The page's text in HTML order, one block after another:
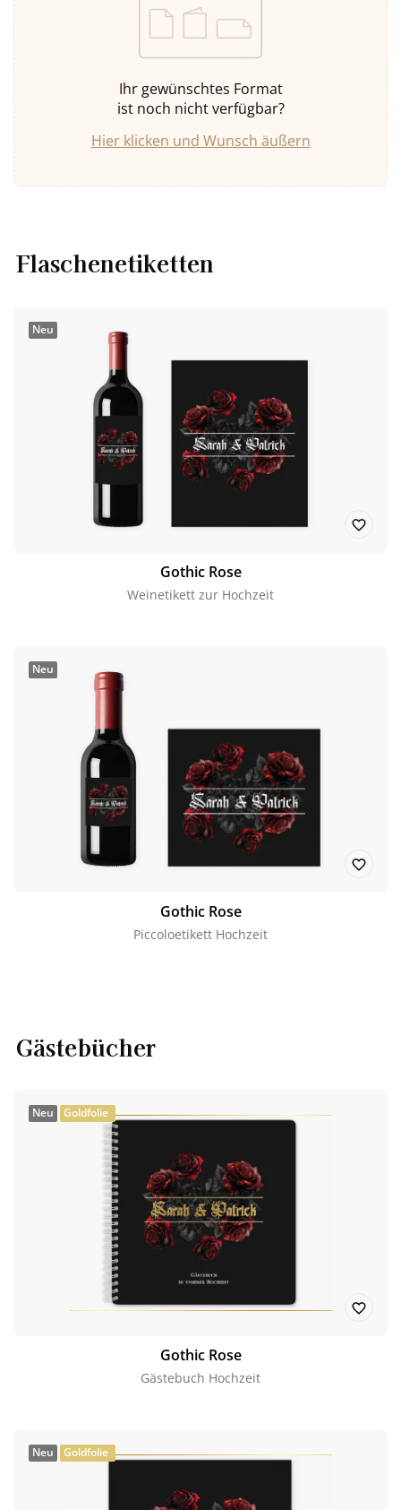
Ihr gewünschtes Format
ist noch nicht verfügbar?
Hier klicken und Wunsch äußern
Flaschenetiketten
Neu
Gothic Rose
Weinetikett zur Hochzeit
Neu
Gothic Rose
Piccoloetikett Hochzeit
Gästebücher
Neu Goldfolie
Gothic Rose
Gästebuch Hochzeit
Neu Goldfolie